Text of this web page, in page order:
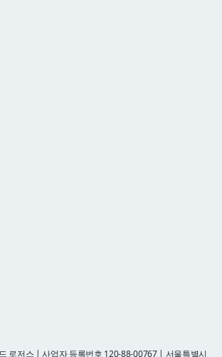
로저스 | 사업자 등록번호 120-88-00767 | 서울특별시